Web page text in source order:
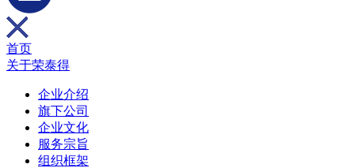
首页
关于荣泰得
企业介绍
旗下公司
企业文化
服务宗旨
组织框架